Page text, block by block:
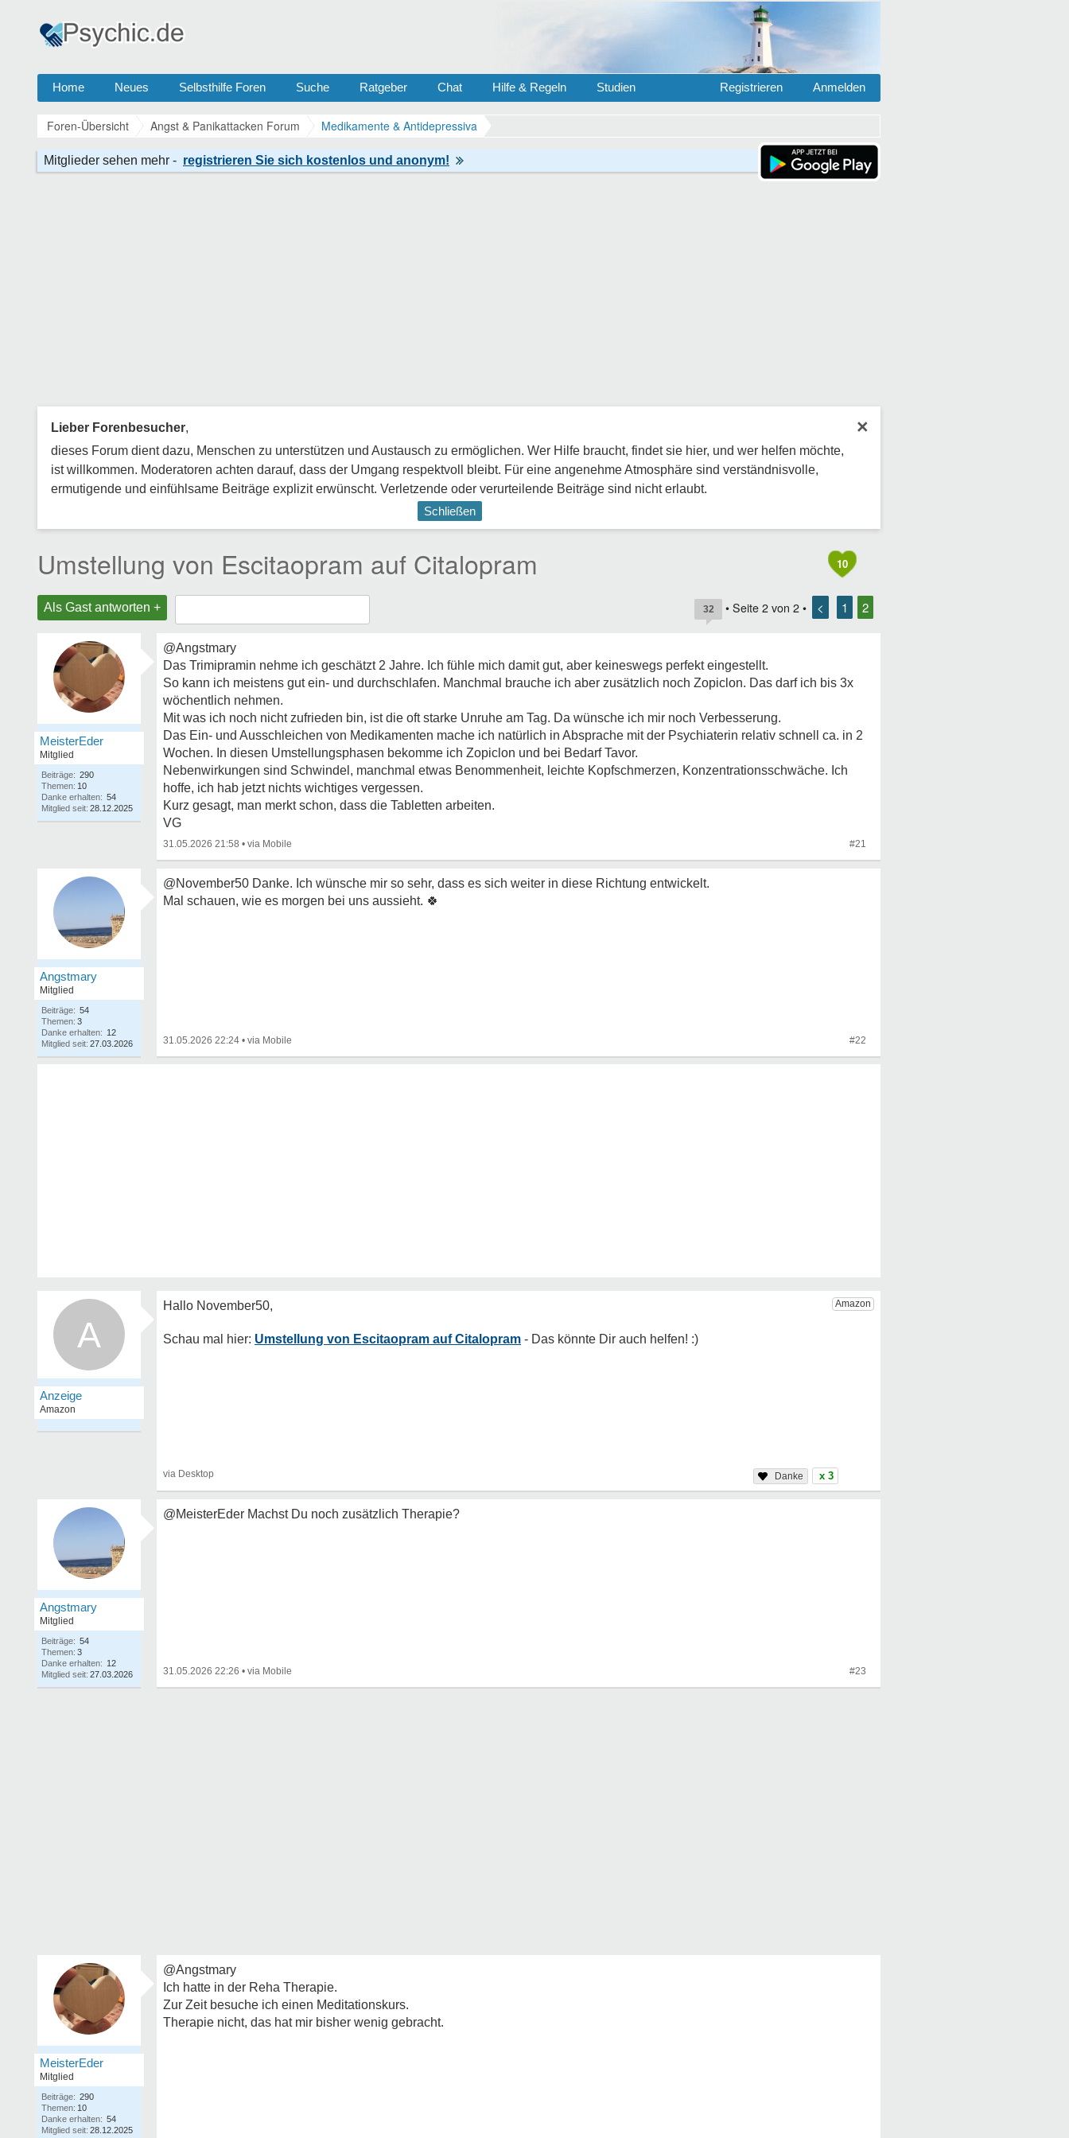
Home Neues Selbsthilfe Foren Suche Ratgeber Chat Hilfe & Regeln Studien Anmelden
Registrieren
Foren-Übersicht Angst & Panikattacken Forum Medikamente & Antidepressiva
×
Lieber Forenbesucher,
dieses Forum dient dazu, Menschen zu unterstützen und Austausch zu ermöglichen. Wer Hilfe braucht, findet sie hier, und wer helfen möchte,
ist willkommen. Moderatoren achten darauf, dass der Umgang respektvoll bleibt. Für eine angenehme Atmosphäre sind verständnisvolle,
ermutigende und einfühlsame Beiträge explizit erwünscht. Verletzende oder verurteilende Beiträge sind nicht erlaubt.
Schließen
10
Umstellung von Escitaopram auf Citalopram
Als Gast antworten + 32 • Seite 2 von 2 • < 1 2
MeisterEder
Mitglied
Beiträge: 290
Themen: 10
Danke erhalten: 54
Mitglied seit: 28.12.2025
@Angstmary
Das Trimipramin nehme ich geschätzt 2 Jahre. Ich fühle mich damit gut, aber keineswegs perfekt eingestellt.
So kann ich meistens gut ein- und durchschlafen. Manchmal brauche ich aber zusätzlich noch Zopiclon. Das darf ich bis 3x
wöchentlich nehmen.
Mit was ich noch nicht zufrieden bin, ist die oft starke Unruhe am Tag. Da wünsche ich mir noch Verbesserung.
Das Ein- und Ausschleichen von Medikamenten mache ich natürlich in Absprache mit der Psychiaterin relativ schnell ca. in 2
Wochen. In diesen Umstellungsphasen bekomme ich Zopiclon und bei Bedarf Tavor.
Nebenwirkungen sind Schwindel, manchmal etwas Benommenheit, leichte Kopfschmerzen, Konzentrationsschwäche. Ich
hoffe, ich hab jetzt nichts wichtiges vergessen.
Kurz gesagt, man merkt schon, dass die Tabletten arbeiten.
VG
31.05.2026 21:58 • #21
Angstmary
Mitglied
Beiträge: 54
Themen: 3
Danke erhalten: 12
Mitglied seit: 27.03.2026
@November50 Danke. Ich wünsche mir so sehr, dass es sich weiter in diese Richtung entwickelt.
Mal schauen, wie es morgen bei uns aussieht. 🍀
31.05.2026 22:24 • #22
A Umstellung von Escitaopram auf Citalopram
x 3
Angstmary
Mitglied
Beiträge: 54
Themen: 3
Danke erhalten: 12
Mitglied seit: 27.03.2026
@MeisterEder Machst Du noch zusätzlich Therapie?
31.05.2026 22:26 • #23
MeisterEder
Mitglied
Beiträge: 290
Themen: 10
Danke erhalten: 54
Mitglied seit: 28.12.2025
@Angstmary
Ich hatte in der Reha Therapie.
Zur Zeit besuche ich einen Meditationskurs.
Therapie nicht, das hat mir bisher wenig gebracht.